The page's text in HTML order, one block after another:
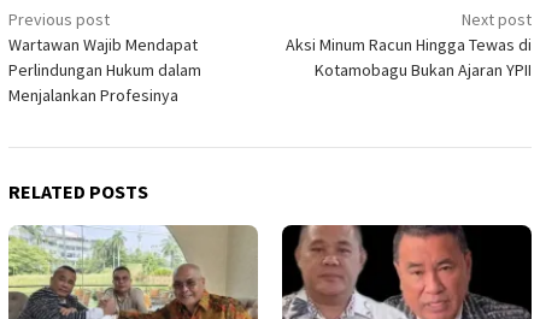
Post
navigation
Previous post
Wartawan Wajib Mendapat
Perlindungan Hukum dalam
Menjalankan Profesinya
Next post
Aksi Minum Racun Hingga Tewas di
Kotamobagu Bukan Ajaran YPII
RELATED POSTS